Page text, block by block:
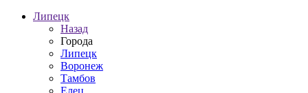
Липецк
Назад
Города
Липецк
Воронеж
Тамбов